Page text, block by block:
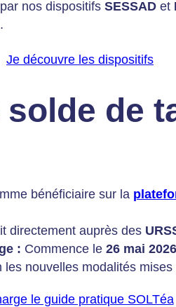
nos dispositifs SESSAD et
Je découvre les dispositifs
de
bénéficiaire sur la
directement auprès des
: Commence le 26 mai 2026
les nouvelles modalités mises
le guide pratique SOLTéa